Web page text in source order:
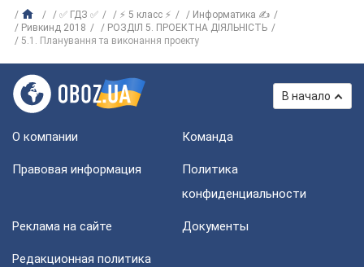
✅ ГДЗ ✅ ⚡ 5 класс ⚡
Информатика ✍
Ривкинд 2018
РОЗДІЛ 5. ПРОЕКТНА ДІЯЛЬНІСТЬ
5.1. Планування та виконання проекту
В начало
О компании Команда
Правовая информация
Политика
конфиденциальности
Реклама на сайте Документы
Редакционная политика